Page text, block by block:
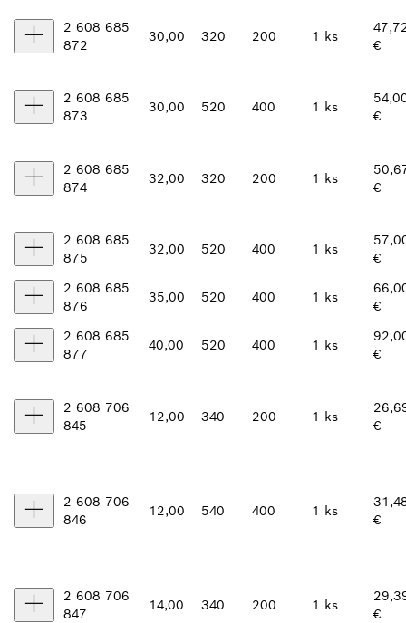
2 608 685
872
30,00 320 200 1 ks
€
2 608 685
873
30,00 520 400 1 ks
€
2 608 685
874
32,00 320 200 1 ks
€
2 608 685
875
32,00 520 400 1 ks
€
2 608 685
876
35,00 520 400 1 ks
€
2 608 685
877
40,00 520 400 1 ks
€
2 608 706
845
12,00 340 200 1 ks
€
2 608 706
846
12,00 540 400 1 ks
€
2 608 706
847
14,00 340 200 1 ks
€